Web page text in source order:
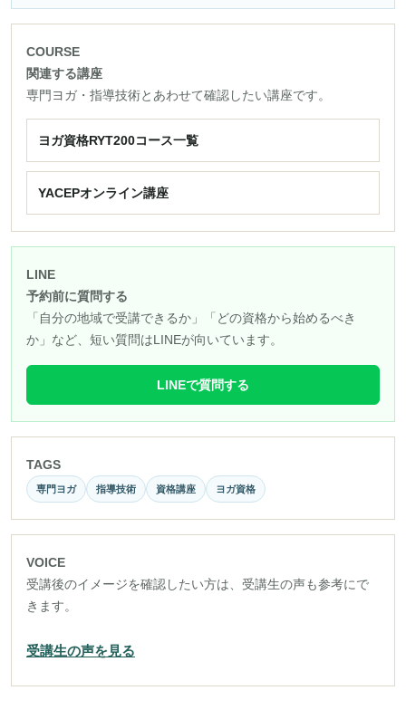
COURSE
関連する講座
専門ヨガ・指導技術とあわせて確認したい講座です。
ヨガ資格RYT200コース一覧
YACEPオンライン講座
LINE
予約前に質問する
「自分の地域で受講できるか」「どの資格から始めるべき
か」など、短い質問はLINEが向いています。
LINEで質問する
TAGS
専門ヨガ 指導技術 資格講座 ヨガ資格
VOICE
受講後のイメージを確認したい方は、受講生の声も参考にで
きます。
受講生の声を見る